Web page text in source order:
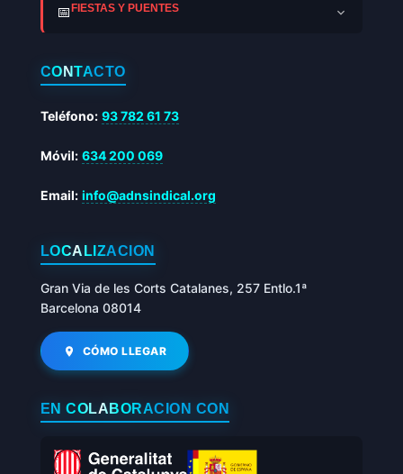
📅FIESTAS Y PUENTES
CONTACTO
Teléfono: 93 782 61 73
Móvil: 634 200 069
Email: info@adnsindical.org
LOCALIZACIÓN
Gran Via de les Corts Catalanes, 257 Entlo.1ª
Barcelona 08014
CÓMO LLEGAR
EN COLABORACIÓN CON